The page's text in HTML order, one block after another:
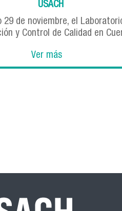
USACH
29 de noviembre, el
y Control de Calidad en
Ver más